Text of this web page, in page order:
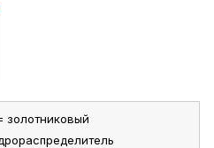
золотниковый